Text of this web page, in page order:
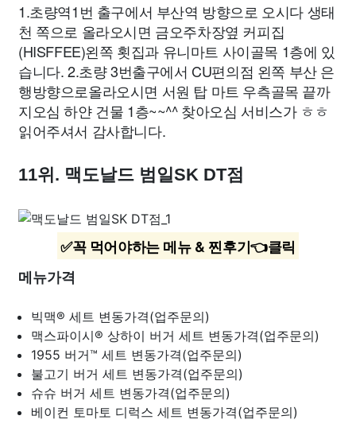
1.초량역1번 출구에서 부산역 방향으로 오시다 생태
천 쪽으로 올라오시면 금오주차장옆 커피집
(HISFFEE)왼쪽 횟집과 유니마트 사이골목 1층에 있
습니다. 2.초량 3번출구에서 CU편의점 왼쪽 부산 은
행방향으로올라오시면 서원 탑 마트 우측골목 끝까
지오심 하얀 건물 1층~~^^ 찾아오심 서비스가 ㅎㅎ
읽어주셔서 감사합니다.
11위. 맥도날드 범일SK DT점
✅꼭 먹어야하는 메뉴 & 찐후기👈클릭
메뉴가격
빅맥® 세트 변동가격(업주문의)
맥스파이시® 상하이 버거 세트 변동가격(업주문의)
1955 버거™ 세트 변동가격(업주문의)
불고기 버거 세트 변동가격(업주문의)
슈슈 버거 세트 변동가격(업주문의)
베이컨 토마토 디럭스 세트 변동가격(업주문의)